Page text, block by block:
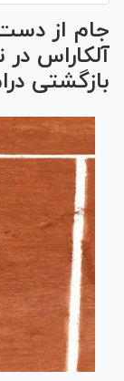
جام از دست
آلکاراس
بازگشتی